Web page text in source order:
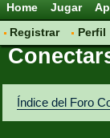
Home Jugar
Registrar
Perfil
Índice del Foro